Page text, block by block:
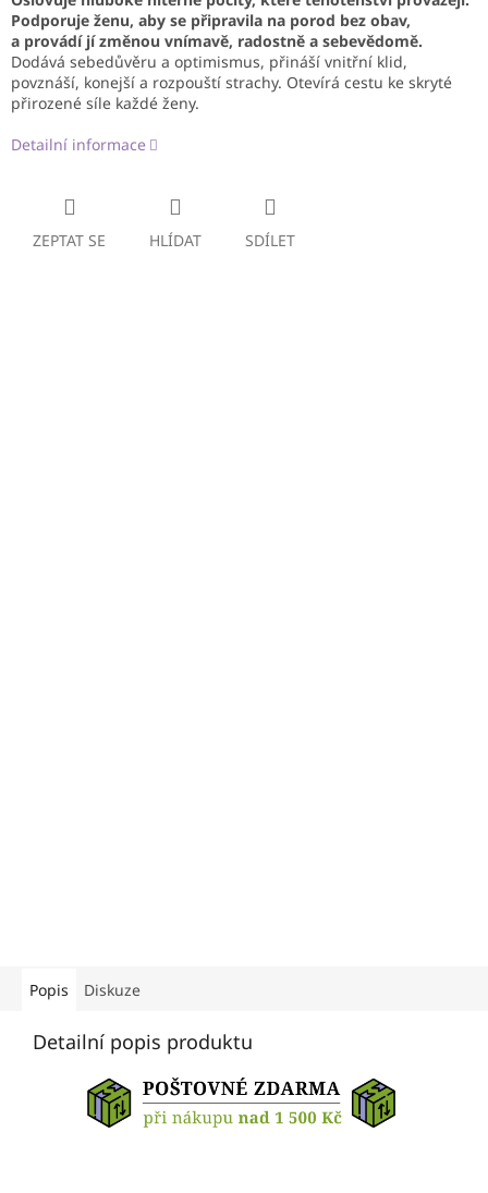
Podporuje ženu, aby se připravila na porod bez obav,
a provádí jí změnou vnímavě, radostně a sebevědomě.
Dodává sebedůvěru a optimismus, přináší vnitřní klid,
povznáší, konejší a rozpouští strachy. Otevírá cestu ke skryté
přirozené síle každé ženy.
Detailní informace
ZEPTAT SE HLÍDAT SDÍLET
Popis Diskuze
Detailní popis produktu